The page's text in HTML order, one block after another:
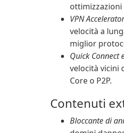
VPN
velocità a
miglior
Quick Connect
velocità vicini
Core o P2P.
Contenuti
Bloccante di